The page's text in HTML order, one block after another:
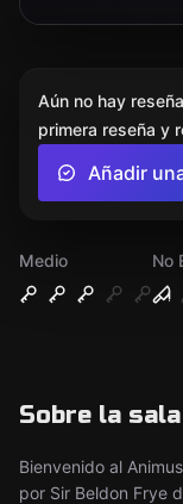
Medio
No
Sobre la
Bienvenido al
por Sir Beldon Frye
Aún no hay
primera reseña y
Añadir